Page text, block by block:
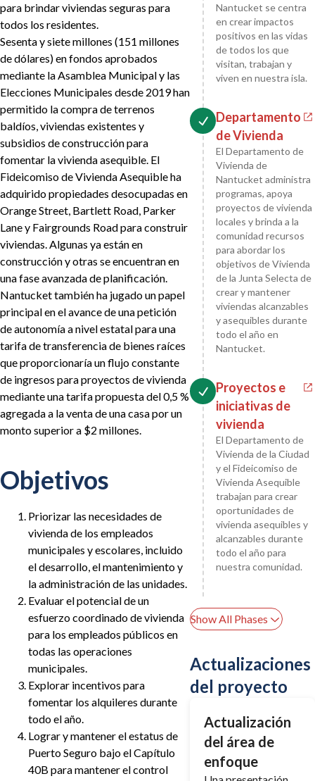
para brindar viviendas seguras para
todos los residentes.
Sesenta y siete millones (151 millones
de dólares) en fondos aprobados
mediante la Asamblea Municipal y las
Elecciones Municipales desde 2019 han
permitido la compra de terrenos
baldíos, viviendas existentes y
subsidios de construcción para
fomentar la vivienda asequible. El
Fideicomiso de Vivienda Asequible ha
adquirido propiedades desocupadas en
Orange Street, Bartlett Road, Parker
Lane y Fairgrounds Road para construir
viviendas. Algunas ya están en
construcción y otras se encuentran en
una fase avanzada de planificación.
Nantucket también ha jugado un papel
principal en el avance de una petición
de autonomía a nivel estatal para una
tarifa de transferencia de bienes raíces
que proporcionaría un flujo constante
de ingresos para proyectos de vivienda
mediante una tarifa propuesta del 0,5 %
agregada a la venta de una casa por un
monto superior a $2 millones.
Objetivos
Priorizar las necesidades de
vivienda de los empleados
municipales y escolares, incluido
el desarrollo, el mantenimiento y
la administración de las unidades.
Evaluar el potencial de un
esfuerzo coordinado de vivienda
para los empleados públicos en
todas las operaciones
municipales.
Explorar incentivos para
fomentar los alquileres durante
todo el año.
Lograr y mantener el estatus de
Puerto Seguro bajo el Capítulo
40B para mantener el control
Nantucket se centra
en crear impactos
positivos en las vidas
de todos los que
visitan, trabajan y
viven en nuestra isla.
Departamento
de Vivienda
El Departamento de
Vivienda de
Nantucket administra
programas, apoya
proyectos de vivienda
locales y brinda a la
comunidad recursos
para abordar los
objetivos de Vivienda
de la Junta Selecta de
crear y mantener
viviendas alcanzables
y asequibles durante
todo el año en
Nantucket.
Proyectos e
iniciativas de
vivienda
El Departamento de
Vivienda de la Ciudad
y el Fideicomiso de
Vivienda Asequible
trabajan para crear
oportunidades de
vivienda asequibles y
alcanzables durante
todo el año para
nuestra comunidad.
Show All Phases
Actualizaciones
del proyecto
Actualización
del área de
enfoque